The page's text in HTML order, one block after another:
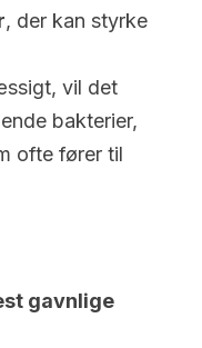
, der kan styrke
vil det
bakterier,
ofte fører til
gavnlige